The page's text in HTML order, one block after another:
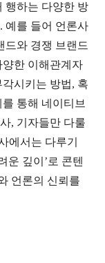
행하는 다양한 방
예를 들어 언론사
드와 경쟁 브랜드
한 이해관계자
시키는 방법, 혹
통해 네이티브
, 기자들만 다룰
에서는 다루기
운 깊이’로 콘텐
언론의 신뢰를